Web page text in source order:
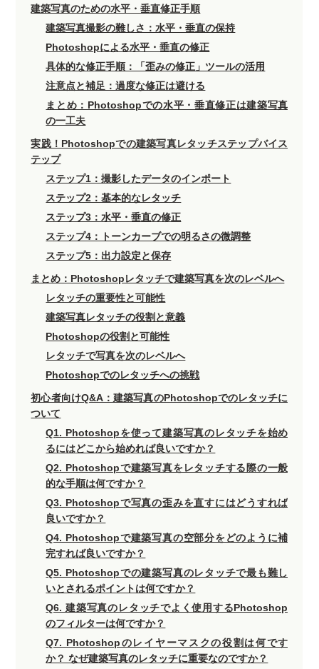
建築写真のための水平・垂直修正手順
建築写真撮影の難しさ：水平・垂直の保持
Photoshopによる水平・垂直の修正
具体的な修正手順：「歪みの修正」ツールの活用
注意点と補足：過度な修正は避ける
まとめ：Photoshopでの水平・垂直修正は建築写真
の一工夫
実践！Photoshopでの建築写真レタッチステップバイス
テップ
ステップ1：撮影したデータのインポート
ステップ2：基本的なレタッチ
ステップ3：水平・垂直の修正
ステップ4：トーンカーブでの明るさの微調整
ステップ5：出力設定と保存
まとめ：Photoshopレタッチで建築写真を次のレベルへ
レタッチの重要性と可能性
建築写真レタッチの役割と意義
Photoshopの役割と可能性
レタッチで写真を次のレベルへ
Photoshopでのレタッチへの挑戦
初心者向けQ&A：建築写真のPhotoshopでのレタッチに
ついて
Q1. Photoshopを使って建築写真のレタッチを始め
るにはどこから始めれば良いですか？
Q2. Photoshopで建築写真をレタッチする際の一般
的な手順は何ですか？
Q3. Photoshopで写真の歪みを直すにはどうすれば
良いですか？
Q4. Photoshopで建築写真の空部分をどのように補
完すれば良いですか？
Q5. Photoshopでの建築写真のレタッチで最も難し
いとされるポイントは何ですか？
Q6. 建築写真のレタッチでよく使用するPhotoshop
のフィルターは何ですか？
Q7. Photoshopのレイヤーマスクの役割は何です
か？ なぜ建築写真のレタッチに重要なのですか？